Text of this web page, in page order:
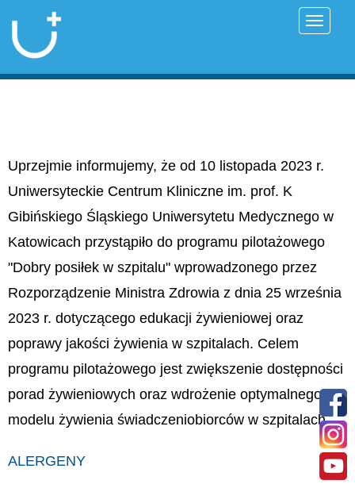
Uprzejmie informujemy, że od 10 listopada 2023 r.
Uniwersyteckie Centrum Kliniczne im. prof. K
Gibińskiego Śląskiego Uniwersytetu Medycznego w
Katowicach przystąpiło do programu pilotażowego
"Dobry posiłek w szpitalu" wprowadzonego przez
Rozporządzenie Ministra Zdrowia z dnia 25 września
2023 r. dotyczącego edukacji żywieniowej oraz
poprawy jakości żywienia w szpitalach. Celem
programu pilotażowego jest zwiększenie dostępności
porad żywieniowych oraz wdrożenie optymalnego
modelu żywienia świadczeniobiorców w szpitalach.
ALERGENY